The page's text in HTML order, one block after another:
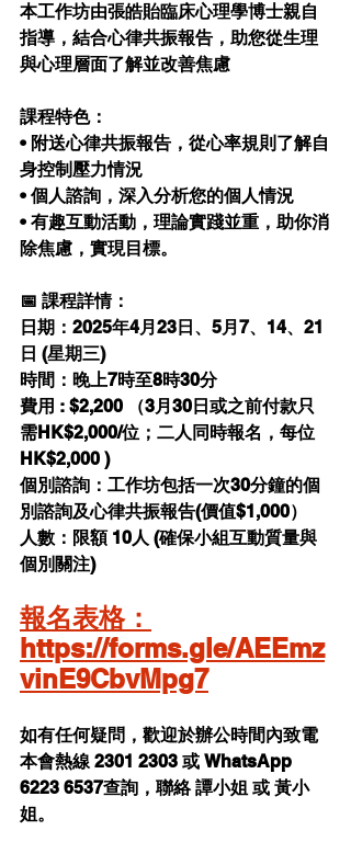
本工作坊由張皓貽臨床心理學博士親自
指導，結合心律共振報告，助您從生理
與心理層面了解並改善焦慮
課程特色：
• 附送心律共振報告，從心率規則了解自
身控制壓力情況
• 個人諮詢，深入分析您的個人情況
• 有趣互動活動，理論實踐並重，助你消
除焦慮，實現目標。
📅 課程詳情：
日期： 2025年4月23日、5月7、14、21
日 (星期三)
時間：晚上7時至8時30分
費用 : $2,200 （3月30日或之前付款只
需HK$2,000/位；二人同時報名，每位
HK$2,000 )
個別諮詢：工作坊包括一次30分鐘的個
別諮詢及心律共振報告(價值$1,000）
人數：限額 10人 (確保小組互動質量與
個別關注)
報名表格：
https://forms.gle/AEEmz
vinE9CbvMpg7
如有任何疑問，歡迎於辦公時間內致電
本會熱線 2301 2303 或 WhatsApp
6223 6537查詢，聯絡 譚小姐 或 黃小
姐。